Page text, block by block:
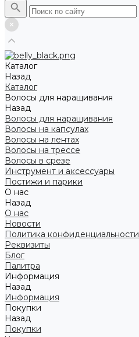
Каталог
Назад
Каталог
Волосы для наращивания
Назад
Волосы для наращивания
Волосы на капсулах
Волосы на лентах
Волосы на трессе
Волосы в срезе
Инструмент и аксессуары
Постижи и парики
О нас
Назад
О нас
Новости
Политика конфиденциальности
Реквизиты
Блог
Палитра
Информация
Назад
Информация
Покупки
Назад
Покупки